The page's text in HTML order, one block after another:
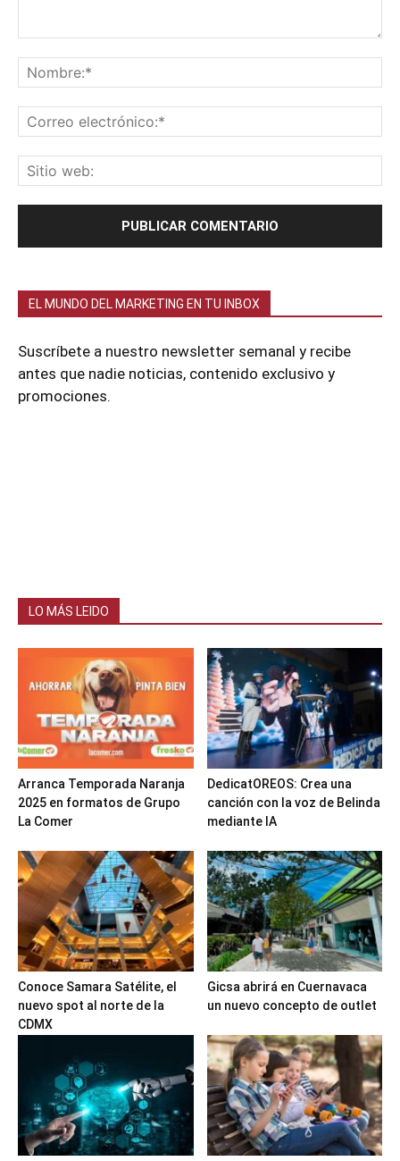
EL MUNDO DEL MARKETING EN TU INBOX
Suscríbete a nuestro newsletter semanal y recibe
antes que nadie noticias, contenido exclusivo y
promociones.
LO MÁS LEIDO
Arranca Temporada Naranja
2025 en formatos de Grupo
La Comer
DedicatOREOS: Crea una
canción con la voz de Belinda
mediante IA
Conoce Samara Satélite, el
nuevo spot al norte de la
CDMX
Gicsa abrirá en Cuernavaca
un nuevo concepto de outlet